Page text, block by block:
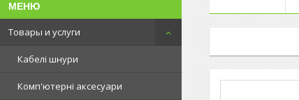
Товары и услуги
Кабелі шнури
Комп'ютерні аксесуари